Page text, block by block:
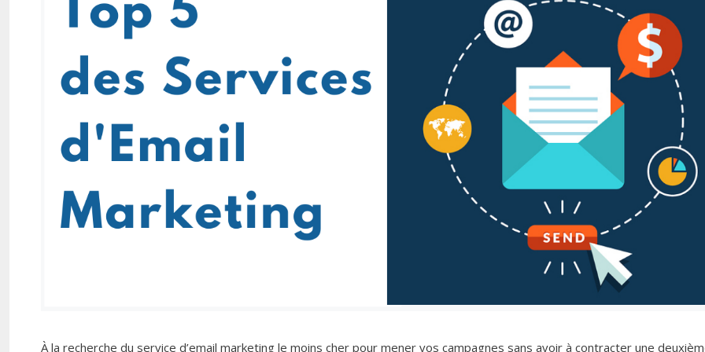
À la recherche du service d’email marketing le moins cher pour mener vos campagnes sans avoir à contracter une